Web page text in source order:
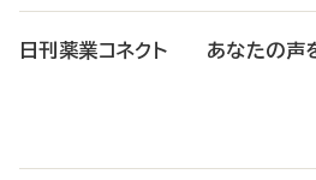
日刊薬業コネクト あなたの声